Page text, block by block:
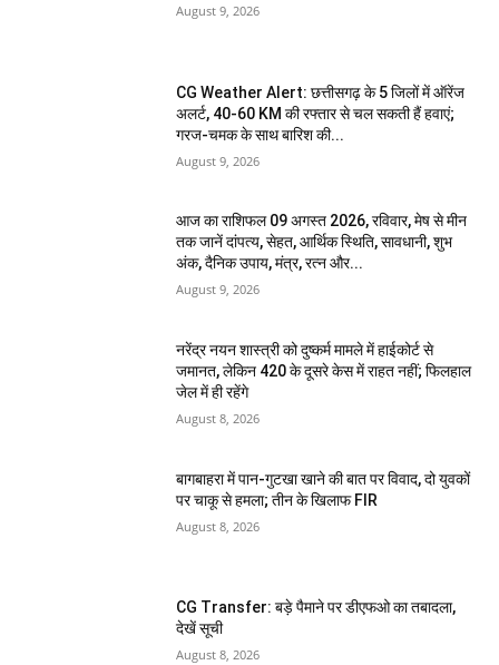
August 9, 2026
CG Weather Alert: छत्तीसगढ़ के 5 जिलों में ऑरेंज
अलर्ट, 40-60 KM की रफ्तार से चल सकती हैं हवाएं;
गरज-चमक के साथ बारिश की...
August 9, 2026
आज का राशिफल 09 अगस्त 2026, रविवार, मेष से मीन
तक जानें दांपत्य, सेहत, आर्थिक स्थिति, सावधानी, शुभ
अंक, दैनिक उपाय, मंत्र, रत्न और...
August 9, 2026
नरेंद्र नयन शास्त्री को दुष्कर्म मामले में हाईकोर्ट से
जमानत, लेकिन 420 के दूसरे केस में राहत नहीं; फिलहाल
जेल में ही रहेंगे
August 8, 2026
बागबाहरा में पान-गुटखा खाने की बात पर विवाद, दो युवकों
पर चाकू से हमला; तीन के खिलाफ FIR
August 8, 2026
CG Transfer: बड़े पैमाने पर डीएफओ का तबादला,
देखें सूची
August 8, 2026